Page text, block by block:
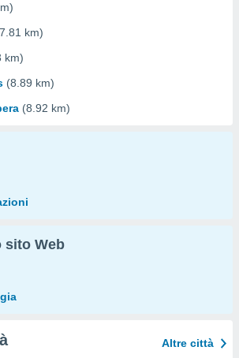
km)
km)
(8.89 km)
(8.92 km)
sito Web
Altre città